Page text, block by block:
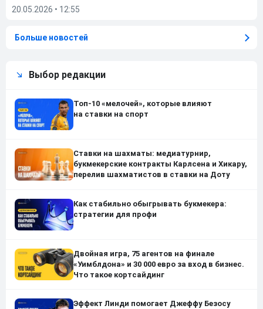
20.05.2026 • 12:55
Больше новостей
Выбор редакции
Топ-10 «мелочей», которые влияют
на ставки на спорт
Ставки на шахматы: медиатурнир,
букмекерские контракты Карлсена и Хикару,
перелив шахматистов в ставки на Доту
Как стабильно обыгрывать букмекера:
стратегии для профи
Двойная игра, 75 агентов на финале
«Уимблдона» и 30 000 евро за вход в бизнес.
Что такое кортсайдинг
Эффект Линди помогает Джеффу Безосу